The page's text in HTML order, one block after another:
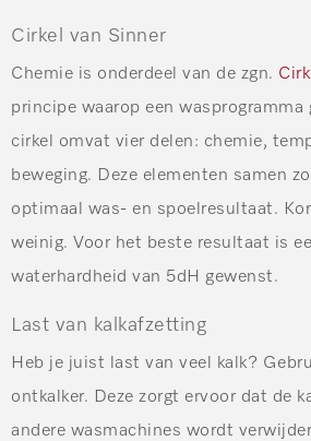
Cirkel van Sinner
Chemie is onderdeel van de zgn.
principe waarop een wasprogramma
cirkel omvat vier delen: chemie,
beweging. Deze elementen samen
optimaal was- en spoelresultaat.
weinig. Voor het beste resultaat is
waterhardheid van 5dH gewenst.
Last van kalkafzetting
Heb je juist last van veel kalk?
ontkalker. Deze zorgt ervoor dat de
andere wasmachines wordt